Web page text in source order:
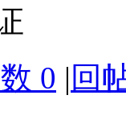
0 | 回